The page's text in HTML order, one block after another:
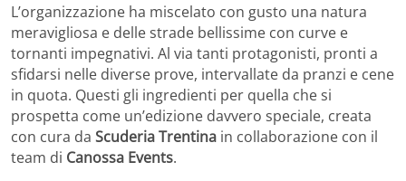
L’organizzazione ha miscelato con gusto una natura
meravigliosa e delle strade bellissime con curve e
tornanti impegnativi. Al via tanti protagonisti, pronti a
sfidarsi nelle diverse prove, intervallate da pranzi e cene
in quota. Questi gli ingredienti per quella che si
prospetta come un’edizione davvero speciale, creata
con cura da Scuderia Trentina in collaborazione con il
team di Canossa Events.